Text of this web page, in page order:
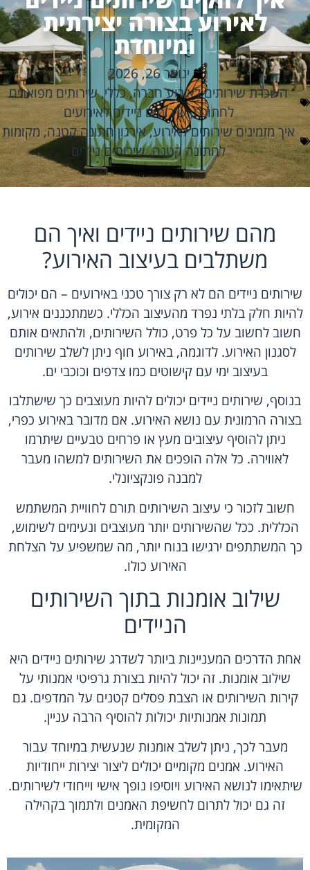
לאירוע בצורה יצירתית
ומיוחדת
ינואר 26, 2026
השכרת שירותים לאירוע חברה,כללי,שירותים מפוארים
לחתונה,שירותים ניידים לאירועים
איך מזמינים שירותים לאירוע,אירגון חתונה קטנה,מקומות
לחתונה קטנה,שירותים ניידים
מהם שירותים ניידים ואיך הם
משתלבים בעיצוב האירוע?
שירותים ניידים הם לא רק צורך טכני באירועים – הם יכולים
להיות חלק בלתי נפרד מהעיצוב הכללי. כשמתכננים אירוע,
חשוב לחשוב על כל פרט, כולל השירותים, ולהתאים אותם
לסגנון האירוע. לדוגמה, באירוע חוף ניתן לשלב שירותים
בעיצוב ימי עם קישוטים כמו צדפים וכוכבי ים.
בנוסף, שירותים ניידים יכולים להיות מעוצבים כך שישתלבו
בצורה הרמונית עם נושא האירוע. אם מדובר באירוע כפרי,
ניתן להוסיף עיצובים מעץ או פרחים טבעיים שיתרמו
לאווירה. כל אלה הופכים את השירותים למשהו מעבר
למבנה פונקציונלי.
חשוב לזכור כי עיצוב השירותים תורם לחוויית המשתמש
הכללית. ככל שהשירותים יותר מעוצבים ונעימים לשימוש,
כך המשתתפים ירגישו בנוח יותר, מה שמשפיע על הצלחת
האירוע כולו.
שילוב אומנות בתוך השירותים
הניידים
אחת הדרכים המעניינות ביותר לשדרג שירותים ניידים היא
שילוב אומנות. זה יכול להיות בצורת גרפיטי אמנותי על
קירות השירותים או הצבת פסלים קטנים על המדפים. גם
תמונות אמנותיות יכולות להוסיף הרבה עניין.
מעבר לכך, ניתן לשלב אומנות שנעשית במיוחד עבור
האירוע. אמנים מקומיים יכולים ליצור יצירות ייחודיות
שיתאימו לנושא האירוע ויוסיפו נופך אישי וייחודי לשירותים.
זה גם יכול לתרום לחשיפת האמנים ולתמוך בקהילה
המקומית.